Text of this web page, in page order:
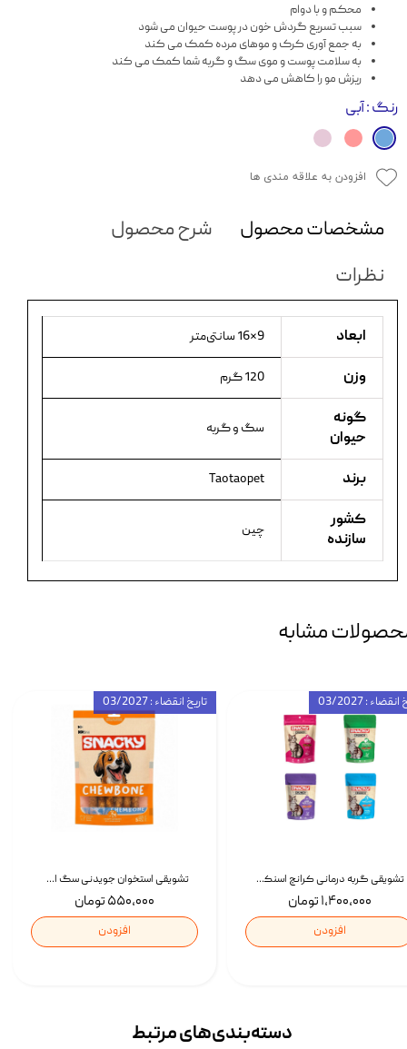
محکم و با دوام
سبب تسریع گردش خون در پوست حیوان می شود
به جمع آوری کرک و موهای مرده کمک می کند
به سلامت پوست و موی سگ و گربه شما کمک می کند
ریزش مو را کاهش می دهد
رنگ: آبی
افزودن به علاقه مندی ها
مشخصات محصول
شرح محصول
نظرات
ابعاد 9×16 سانتی‌متر
وزن 120 گرم
گونه
حیوان
سگ و گربه
برند Taotaopet
کشور
سازنده
چین
مشابه
تشویقی استخوان جویدنی سگ اسنکی کرانچی با طعم مرغ Snacky Crunchy Munchy وزن 100 گرم
۵۵۰,۰۰۰ تومان
افزودن
تاریخ انقضاء : 03/2027
تشویقی گربه درمانی کرانچ اسنکی با طعم میکس Snacky Crunch Cat Treats وزن 60 گرم بسته 4 عددی
۱,۴۰۰,۰۰۰ تومان
افزودن
: 03/2027
دسته‌بندی‌‌های مرتبط